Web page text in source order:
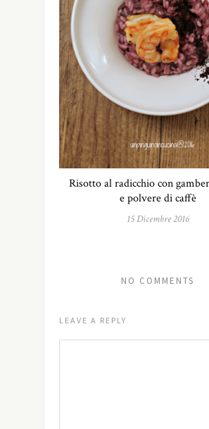
Risotto al radicchio con
e polvere di caffè
15 Dicembre 2016
NO COMMENTS
LEAVE A REPLY